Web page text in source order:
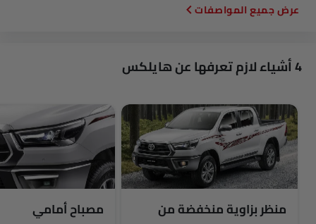
المواصفات
4 أشياء لازم تعرفها عن هايلكس
منظر بزاوية منخفضة من
مصباح أمامي